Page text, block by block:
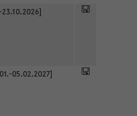
05.02.2027]